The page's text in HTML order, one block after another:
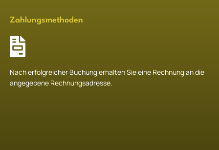
Zahlungsmethoden
Nach erfolgreicher Buchung erhalten Sie eine Rechnung an die
angegebene Rechnungsadresse.